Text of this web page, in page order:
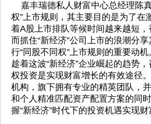
嘉丰瑞德私人财富中心总经理陈
权”上市规则，其主要目的是为了
着A股上市排队等候时间越来越短
而抓住“新经济”公司上市的浪潮分
行“同股不同权”上市规则的重要动机
趁着这波“新经济”企业崛起的趋势
权投资是实现财富增长的有效途径
机构，旗下拥有专业的精英团队，
和个人精准匹配资产配置方案的同
握“新经济”时代下的投资机遇实现财